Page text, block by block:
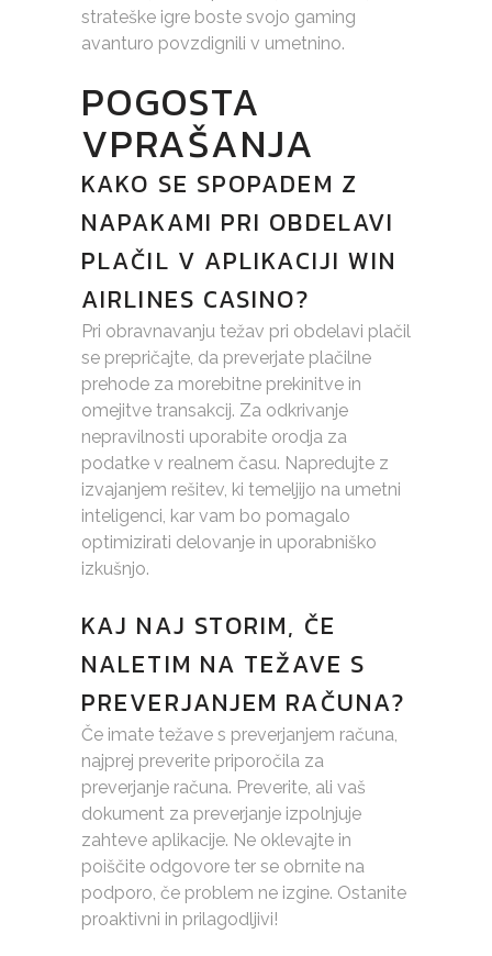
strateške igre boste svojo gaming
avanturo povzdignili v umetnino.
POGOSTA
VPRAŠANJA
KAKO SE SPOPADEM Z
NAPAKAMI PRI OBDELAVI
PLAČIL V APLIKACIJI WIN
AIRLINES CASINO?
Pri obravnavanju težav pri obdelavi plačil
se prepričajte, da preverjate plačilne
prehode za morebitne prekinitve in
omejitve transakcij. Za odkrivanje
nepravilnosti uporabite orodja za
podatke v realnem času. Napredujte z
izvajanjem rešitev, ki temeljijo na umetni
inteligenci, kar vam bo pomagalo
optimizirati delovanje in uporabniško
izkušnjo.
KAJ NAJ STORIM, ČE
NALETIM NA TEŽAVE S
PREVERJANJEM RAČUNA?
Če imate težave s preverjanjem računa,
najprej preverite priporočila za
preverjanje računa. Preverite, ali vaš
dokument za preverjanje izpolnjuje
zahteve aplikacije. Ne oklevajte in
poiščite odgovore ter se obrnite na
podporo, če problem ne izgine. Ostanite
proaktivni in prilagodljivi!